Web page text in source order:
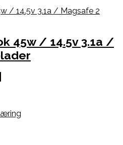
45w / 14.5v 3.1a /